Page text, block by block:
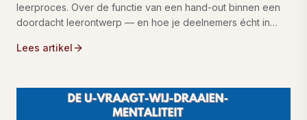
leerproces. Over de functie van een hand-out binnen een
doordacht leerontwerp — en hoe je deelnemers écht in
Lees artikel